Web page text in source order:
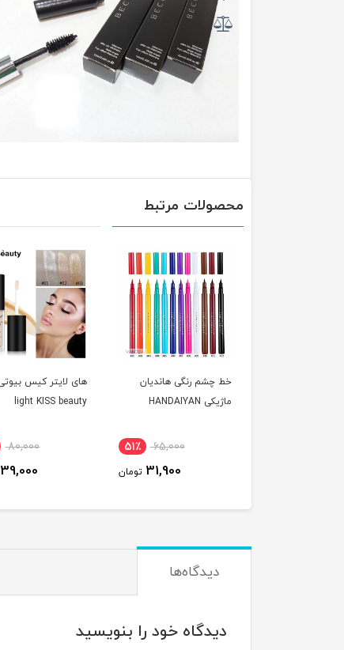
محصولات مرتبط
خط چشم رنگی هاندیان
ماژیکی HANDAIYAN
65,000 51٪
31,900 تومان
light KISS beauty
80,000
39,000
دیدگاه‌ها
دیدگاه خود را بنویسید